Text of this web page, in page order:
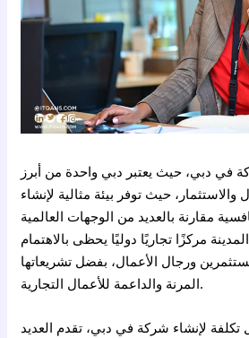
في دبي، حيث يعتبر دبي واحدة من أبرز
والاستثمار، حيث توفر بيئة مثالية لإنشاء
مقارنة بالعديد من الوجهات العالمية
مركزًا تجاريًا دوليًا يحظى بالاهتمام
ورجال الأعمال، بفضل تشريعاتها
المرنة والداعمة للأعمال التجارية.
تكلفة لإنشاء شركة في دبي، تقدم العديد